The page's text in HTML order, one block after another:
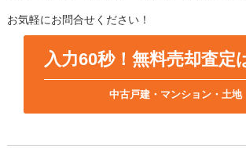
お気軽にお問合せください！
入力60秒！無料売却査定
中古戸建・マンション・土地